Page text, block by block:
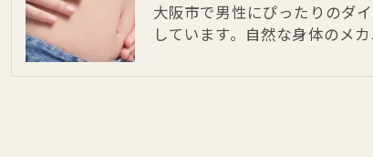
大阪市で男性にぴったりのダ
しています。自然な身体のメ